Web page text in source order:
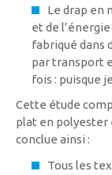
Le drap en
et de
fabriqué dans
par transport
fois : puisque
Cette étude
plat en polyester
conclue ainsi :
Tous les